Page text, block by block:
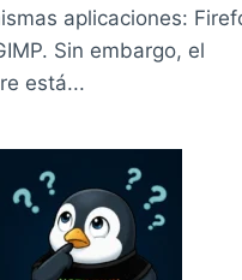
aplicaciones:
Sin embargo, el
está...